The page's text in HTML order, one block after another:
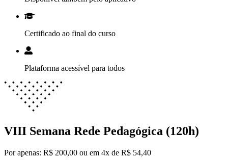
Certificado ao final do curso
Plataforma acessível para todos
VIII Semana Rede Pedagógica (120h)
Por apenas: R$ 200,00 ou em 4x de R$ 54,40